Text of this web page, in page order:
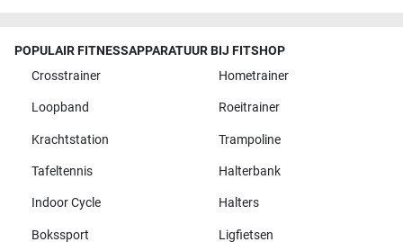
POPULAIR FITNESSAPPARATUUR BIJ FITSHOP
Crosstrainer
Hometrainer
Loopband Roeitrainer
Krachtstation Trampoline
Tafeltennis Halterbank
Indoor Cycle Halters
Bokssport Ligfietsen